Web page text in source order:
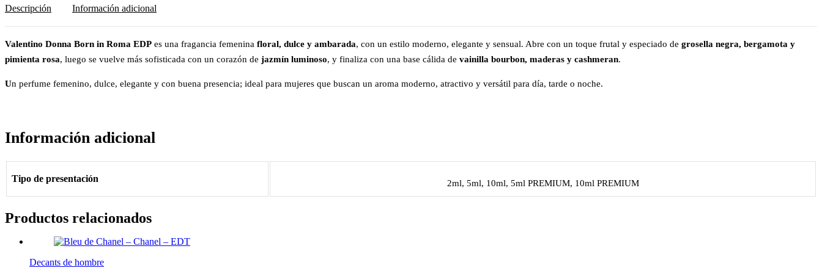
Descripción Información adicional
Valentino Donna Born in Roma EDP es una fragancia femenina floral, dulce y ambarada, con un estilo moderno, elegante y sensual. Abre con un toque frutal y especiado de grosella negra, bergamota y
pimienta rosa, luego se vuelve más sofisticada con un corazón de jazmín luminoso, y finaliza con una base cálida de vainilla bourbon, maderas y cashmeran.
Un perfume femenino, dulce, elegante y con buena presencia; ideal para mujeres que buscan un aroma moderno, atractivo y versátil para día, tarde o noche.
Información adicional
Tipo de presentación 2ml, 5ml, 10ml, 5ml PREMIUM, 10ml PREMIUM
Productos relacionados
Decants de hombre